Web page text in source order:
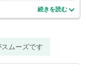
～南大塚 川越線
みと、クレアモール
続きを読む
ムーズです